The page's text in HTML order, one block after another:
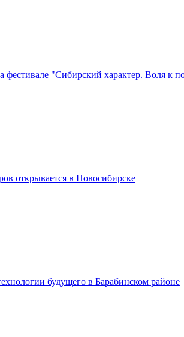
фестивале "Сибирский характер. Воля к
открывается в Новосибирске
будущего в Барабинском районе